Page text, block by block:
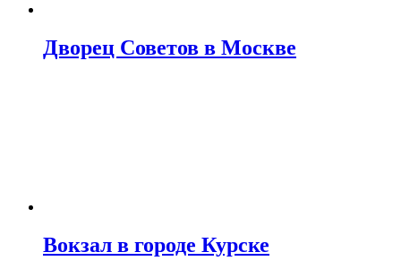
Дворец Советов в Москве
Вокзал в городе Курске